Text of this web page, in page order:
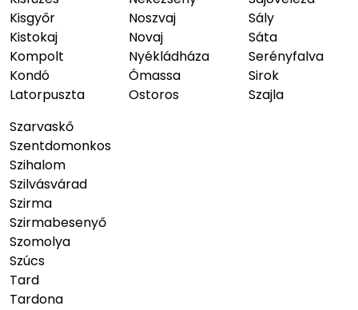
Kisgyőr
Kistokaj
Kompolt
Kondó
Latorpuszta
Noszvaj
Novaj
Nyékládháza
Ómassa
Ostoros
Sály
Sáta
Serényfalva
Sirok
Szajla
Szarvaskő
Szentdomonkos
Szihalom
Szilvásvárad
Szirma
Szirmabesenyő
Szomolya
Szúcs
Tard
Tardona